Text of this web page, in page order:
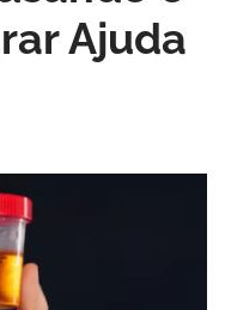
Ajuda